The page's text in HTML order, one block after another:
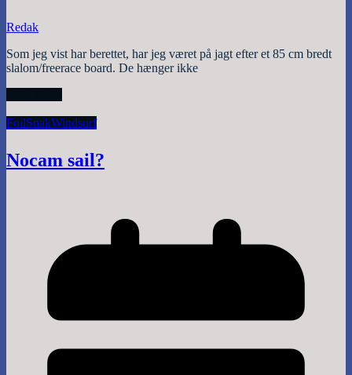
Redak
Som jeg vist har berettet, har jeg været på jagt efter et 85 cm bredt
slalom/freerace board. De hænger ikke
FoilSnakWindsurf
Nocam sail?